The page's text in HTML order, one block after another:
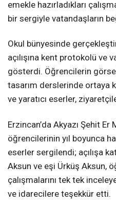
emekle hazırladıkları
bir sergiyle vatandaşların
Okul bünyesinde
açılışına kent protokolü ve
gösterdi. Öğrencilerin
tasarım derslerinde ortaya
ve yaratıcı eserler,
Erzincan’da Akyazı Şehit
öğrencilerinin yıl boyunca
eserler sergilendi; açılışa
Aksun ve eşi Ürküş Aksun,
çalışmalarını tek tek
ve idarecilere teşekkür etti.